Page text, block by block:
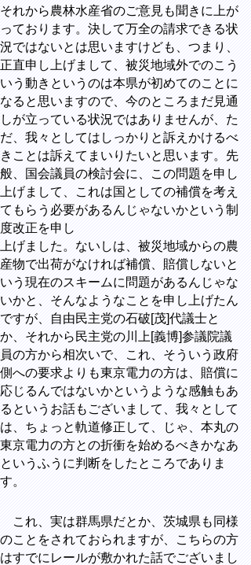
それから農林水産省のご意見も聞きに上が
っております。決して万全の請求できる状
況ではないとは思いますけども、つまり、
正直申し上げまして、被災地域外でのこう
いう動きというのは本県が初めてのことに
なると思いますので、今のところまだ見通
しが立っている状況ではありませんが、た
だ、我々としてはしっかりと訴えかけるべ
きことは訴えてまいりたいと思います。先
般、国会議員の検討会に、この問題を申し
上げまして、これは国としての補償を考え
てもらう必要があるんじゃないかという制
度改正を申し
上げました。ないしは、被災地域からの農
産物で出荷がなければ補償、賠償しないと
いう現在のスキームに問題があるんじゃな
いかと、そんなようなことを申し上げたん
ですが、自由民主党の石破[茂]代議士と
か、それから民主党の川上[義博]参議院議
員の方から相次いで、これ、そういう政府
側への要求よりも東京電力の方は、賠償に
応じるんではないかというような感触もあ
るというお話もございまして、我々として
は、ちょっと軌道修正して、じゃ、本丸の
東京電力の方との折衝を始めるべきかなあ
というふうに判断をしたところでありま
す。
これ、実は群馬県だとか、茨城県も同様
のことをされておられますが、こちらの方
はすでにレールが敷かれた話でございまし